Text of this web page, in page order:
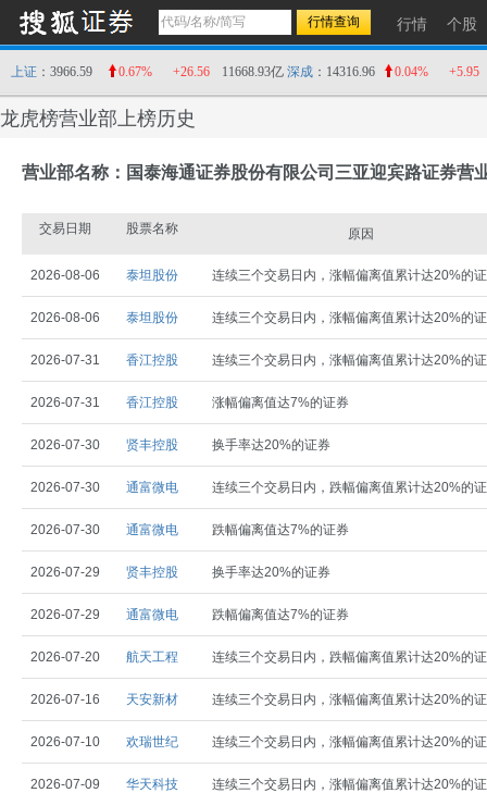
行情 个股
上证 ：3966.59 0.67% +26.56 11668.93亿 深成 ：14316.96 0.04% +5.95
龙虎榜营业部上榜历史
营业部名称：国泰海通证券股份有限公司三亚迎宾路证券营
交易日期 股票名称 原因
2026-08-06 泰坦股份 连续三个交易日内，涨幅偏离值累计达20%的
2026-08-06 泰坦股份 连续三个交易日内，涨幅偏离值累计达20%的
2026-07-31 香江控股 连续三个交易日内，涨幅偏离值累计达20%的
2026-07-31 香江控股 涨幅偏离值达7%的证券
2026-07-30 贤丰控股 换手率达20%的证券
2026-07-30 通富微电 连续三个交易日内，跌幅偏离值累计达20%的
2026-07-30 通富微电 跌幅偏离值达7%的证券
2026-07-29 贤丰控股 换手率达20%的证券
2026-07-29 通富微电 跌幅偏离值达7%的证券
2026-07-20 航天工程 连续三个交易日内，跌幅偏离值累计达20%的
2026-07-16 天安新材 连续三个交易日内，涨幅偏离值累计达20%的
2026-07-10 欢瑞世纪 连续三个交易日内，涨幅偏离值累计达20%的
2026-07-09 华天科技 连续三个交易日内，涨幅偏离值累计达20%的